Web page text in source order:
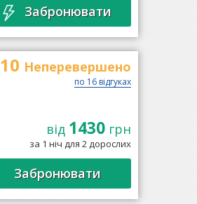
Забронювати
10 Неперевершено
по 16 відгуках
від 1430грн
за 1 ніч для 2 дорослих
Забронювати